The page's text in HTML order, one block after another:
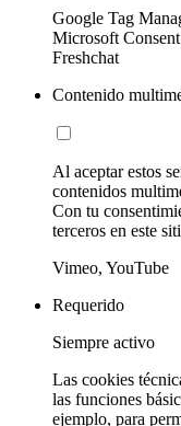
Google Tag
Microsoft
Freshchat
Contenido
Al aceptar estos
contenidos
Con tu
terceros en este
Vimeo, YouTube
Requerido
Siempre activo
Las cookies
las funciones
ejemplo, para